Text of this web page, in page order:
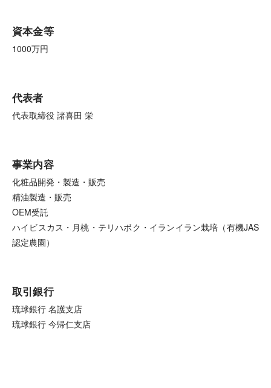
資本金等
1000万円
代表者
代表取締役 諸喜田 栄
事業内容
化粧品開発・製造・販売
精油製造・販売
OEM受託
ハイビスカス・月桃・テリハボク・イランイラン栽培（有機JAS
認定農園）
取引銀行
琉球銀行 名護支店
琉球銀行 今帰仁支店